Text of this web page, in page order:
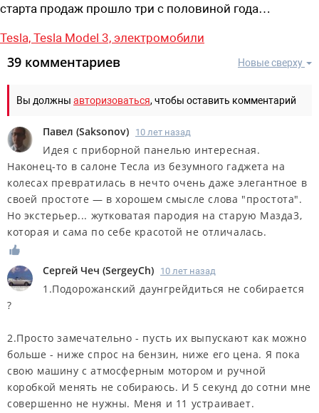
старта продаж прошло три с половиной года…
Tesla, Tesla Model 3, электромобили
Новые сверху
39 комментариев
Вы должны авторизоваться, чтобы оставить комментарий
Павел (Saksonov) 10 лет назад
Идея с приборной панелью интересная.
Наконец-то в салоне Тесла из безумного гаджета на
колесах превратилась в нечто очень даже элегантное в
своей простоте — в хорошем смысле слова "простота".
Но экстерьер... жутковатая пародия на старую Мазда3,
которая и сама по себе красотой не отличалась.
Сергей Чеч (SergeyCh) 10 лет назад
1.Подорожанский даунгрейдиться не собирается
?
2.Просто замечательно - пусть их выпускают как можно
больше - ниже спрос на бензин, ниже его цена. Я пока
свою машину с атмосферным мотором и ручной
коробкой менять не собираюсь. И 5 секунд до сотни мне
совершенно не нужны. Меня и 11 устраивает.